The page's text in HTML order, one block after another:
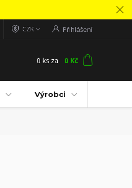
CZK Přihlášení
0 ks za 0 Kč
Výrobci